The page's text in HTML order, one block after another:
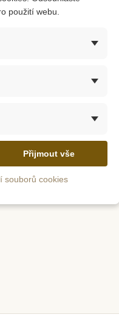
navrch) obrázkové
použití webu.
Přijmout vše
souborů cookies